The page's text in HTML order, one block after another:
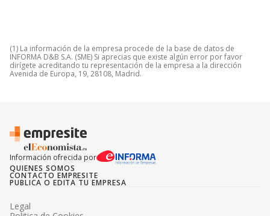
(1) La información de la empresa procede de la base de datos de
INFORMA D&B S.A. (SME) Si aprecias que existe algún error por favor
dirígete acreditando tu representación de la empresa a la dirección
Avenida de Europa, 19, 28108, Madrid.
Información ofrecida por
QUIENES SOMOS
CONTACTO EMPRESITE
PUBLICA O EDITA TU EMPRESA
Legal